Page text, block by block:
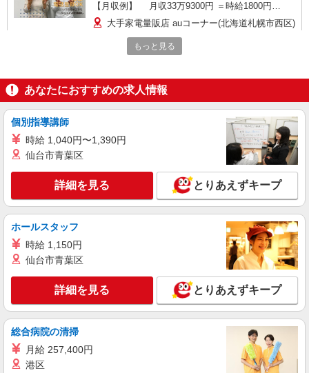
【月収例】 月収33万9300円 ＝時給1800円
×8h×22日＋残(10h) ●交通費全額支給 ●残業手当
（時給×1.25） ●各種手当支給 各種社会保険完
備/年次有給休暇/昇給制度 時間外手当/制服貸与/
携帯電話割引 無料の健康診断/介護・育児休暇な
大手家電量販店 auコーナー(北海道札幌市西区)
派遣社員
株式会社日本パーソナルビジネス北海道支店【HK1_486】
店舗でのスマホ販売アドバイザー
【時給】 初日から時給1400円スタート◎ 【月
収例】 月収26万3900円 ＝時給1400円×8h×22日＋
×1.25） ●各種手当支給 各種社会保険完備/年次有
給休暇/昇給制度 時間外手当/制服貸与/携帯電話割
引 無料の健康診断/介護・育児休暇など充実★
●auショップ札幌西町店(札幌市西区)
キープ 詳細を見る
派遣社員
株式会社日本パーソナルビジネス北海道支店【HK1_574】
琴似にてソフトバンク店／スマホ販売スタッフ
【時給】 初日から時給1250円スタート◎ 【月
収例】 月収23万5625円 ＝時給1250円×8h×22日＋
残(10h) ●交通費支給(規定有) ●残業手当（時給
×1.25） ●各種手当支給 各種社会保険完備/年次有
給休暇/昇給制度 時間外手当/制服貸与/携帯電話割
引 無料の健康診断/介護・育児休暇など充実★
ソフトバンク琴似店(北海道札幌市西区)
キープ 詳細を見る
派遣社員
もっと見る
あなたにおすすめの求人情報
個別指導講師
時給 1,040円〜1,390円
仙台市青葉区
詳細を見る とりあえずキープ
ホールスタッフ
時給 1,150円
仙台市青葉区
詳細を見る とりあえずキープ
総合病院の清掃
月給 257,400円
港区